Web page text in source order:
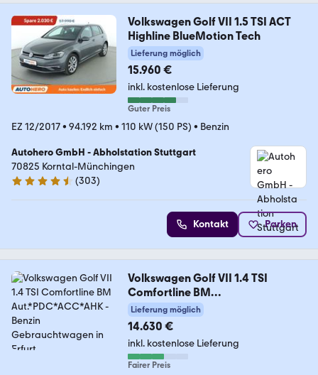
Volkswagen Golf VII 1.5 TSI ACT
Highline BlueMotion Tech
Lieferung möglich
15.960 €
inkl. kostenlose Lieferung
Guter Preis
EZ 12/2017• 94.192 km • 110 kW (150 PS) • Benzin
Autohero GmbH - Abholstation Stuttgart
70825 Korntal-Münchingen
4.4 Sterne
(303)
Kontakt Parken
Volkswagen Golf VII 1.4 TSI
Comfortline BM
Aut.*PDC*ACC*AHK
Lieferung möglich
14.630 €
inkl. kostenlose Lieferung
Fairer Preis